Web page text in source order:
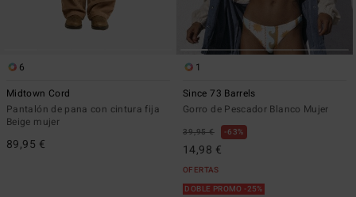
6
Midtown Cord
Pantalón de pana con cintura fija
Beige mujer
89,95 €
1
Since 73 Barrels
Gorro de Pescador Blanco Mujer
39,95 € 63%
14,98 €
OFERTAS
DOBLE PROMO -25%